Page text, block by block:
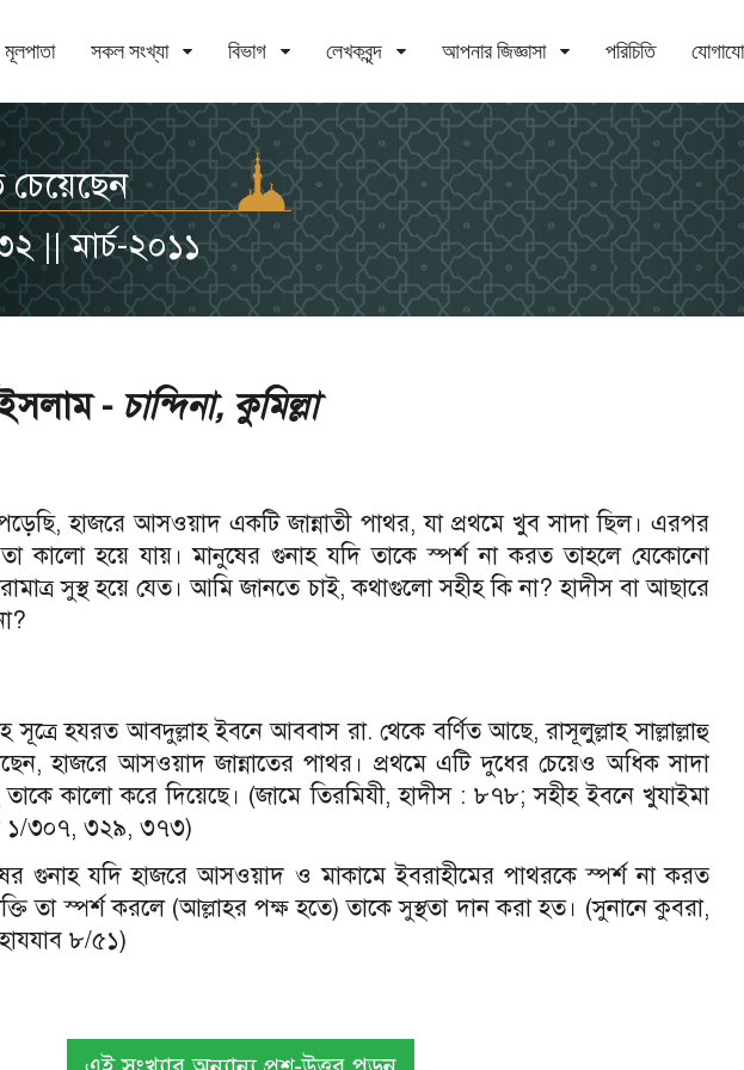
মূলপাতা সকল সংখ্যা বিভাগ লেখকবৃন্দ আপনার জিজ্ঞাসা পরিচিতি
|| মার্চ-২০১১
- চান্দিনা, কুমিল্লা
হাজরে আসওয়াদ একটি জান্নাতী পাথর, যা প্রথমে খুব সাদা ছিল। এরপর
কালো হয়ে যায়। মানুষের গুনাহ যদি তাকে স্পর্শ না করত তাহলে যেকোনো
সুস্থ হয়ে যেত। আমি জানতে চাই, কথাগুলো সহীহ কি না? হাদীস বা আছারে
সূত্রে হযরত আবদুল্লাহ ইবনে আববাস রা. থেকে বর্ণিত আছে, রাসূলুল্লাহ সাল্লাল্লাহু
হাজরে আসওয়াদ জান্নাতের পাথর। প্রথমে এটি দুধের চেয়েও অধিক সাদা
কালো করে দিয়েছে। (জামে তিরমিযী, হাদীস : ৮৭৮; সহীহ ইবনে খুযাইমা
১/৩০৭, ৩২৯, ৩৭৩)
গুনাহ যদি হাজরে আসওয়াদ ও মাকামে ইবরাহীমের পাথরকে স্পর্শ না করত
তা স্পর্শ করলে (আল্লাহর পক্ষ হতে) তাকে সুস্থতা দান করা হত। (সুনানে কুবরা,
৮/৫১)